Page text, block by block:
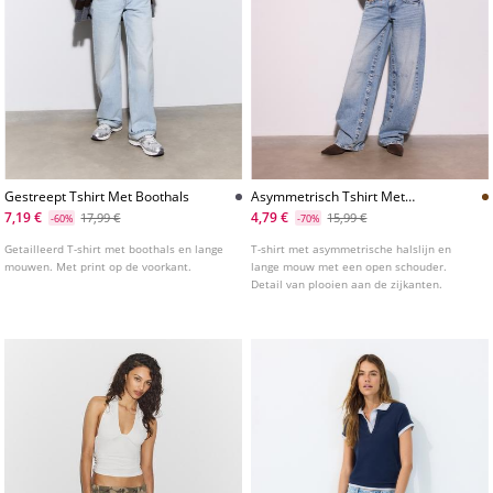
Gestreept Tshirt Met Boothals
7,19 €
-60% 17,99 €
Getailleerd T-shirt met boothals en lange
mouwen. Met print op de voorkant.
Asymmetrisch Tshirt Met
Plooien
4,79 € -70% 15,99 €
T-shirt met asymmetrische halslijn en
lange mouw met een open schouder.
Detail van plooien aan de zijkanten.